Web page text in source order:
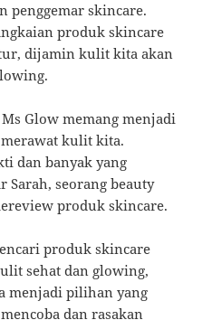
penggemar skincare.
produk skincare
dijamin kulit kita akan
Glow memang menjadi
kulit kita.
dan banyak yang
Sarah, seorang beauty
produk skincare.
produk skincare
sehat dan glowing,
menjadi pilihan yang
dan rasakan